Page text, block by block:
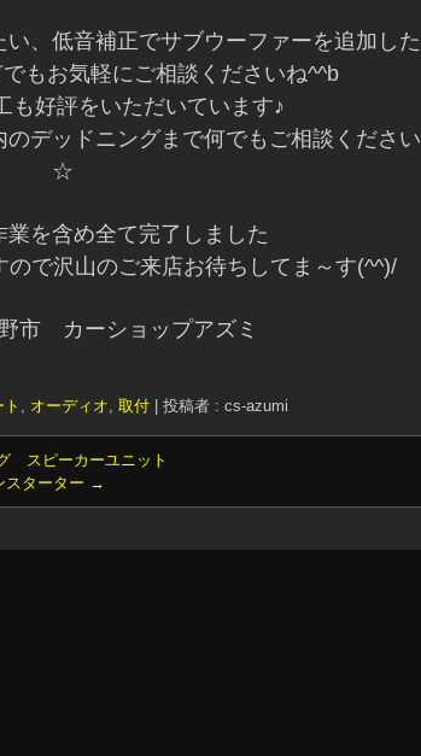
、低音補正でサブウーファーを追加した
もお気軽にご相談くださいね^^b
も好評をいただいています♪
のデッドニングまで何でもご相談ください
☆
業を含め全て完了しました
で沢山のご来店お待ちしてま～す(^^)/
市 カーショップアズミ
, オーディオ, 取付 投稿者 : cs-azumi
スピーカーユニット
ターター →